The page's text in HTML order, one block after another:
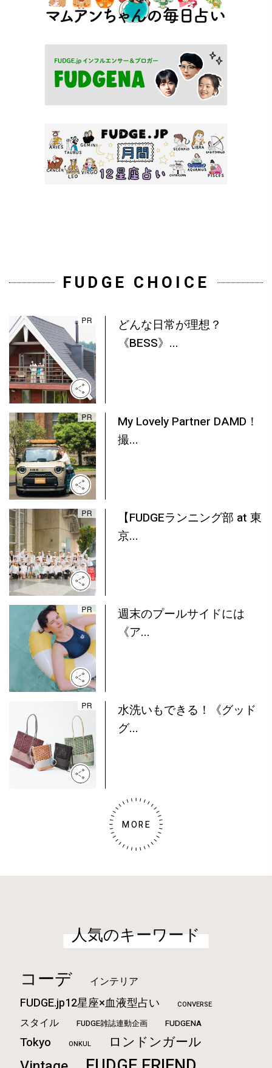
FUDGE CHOICE
どんな日常が理想？
《BESS》...
My Lovely Partner DAMD！
撮...
【FUDGEランニング部 at 東
京...
週末のプールサイドには
《ア...
水洗いもできる！《グッド
グ...
MORE
人気のキーワード
コーデ インテリア
FUDGE.jp12星座×血液型占い CONVERSE
スタイル FUDGE雑誌連動企画 FUDGENA
Tokyo ONKUL ロンドンガール